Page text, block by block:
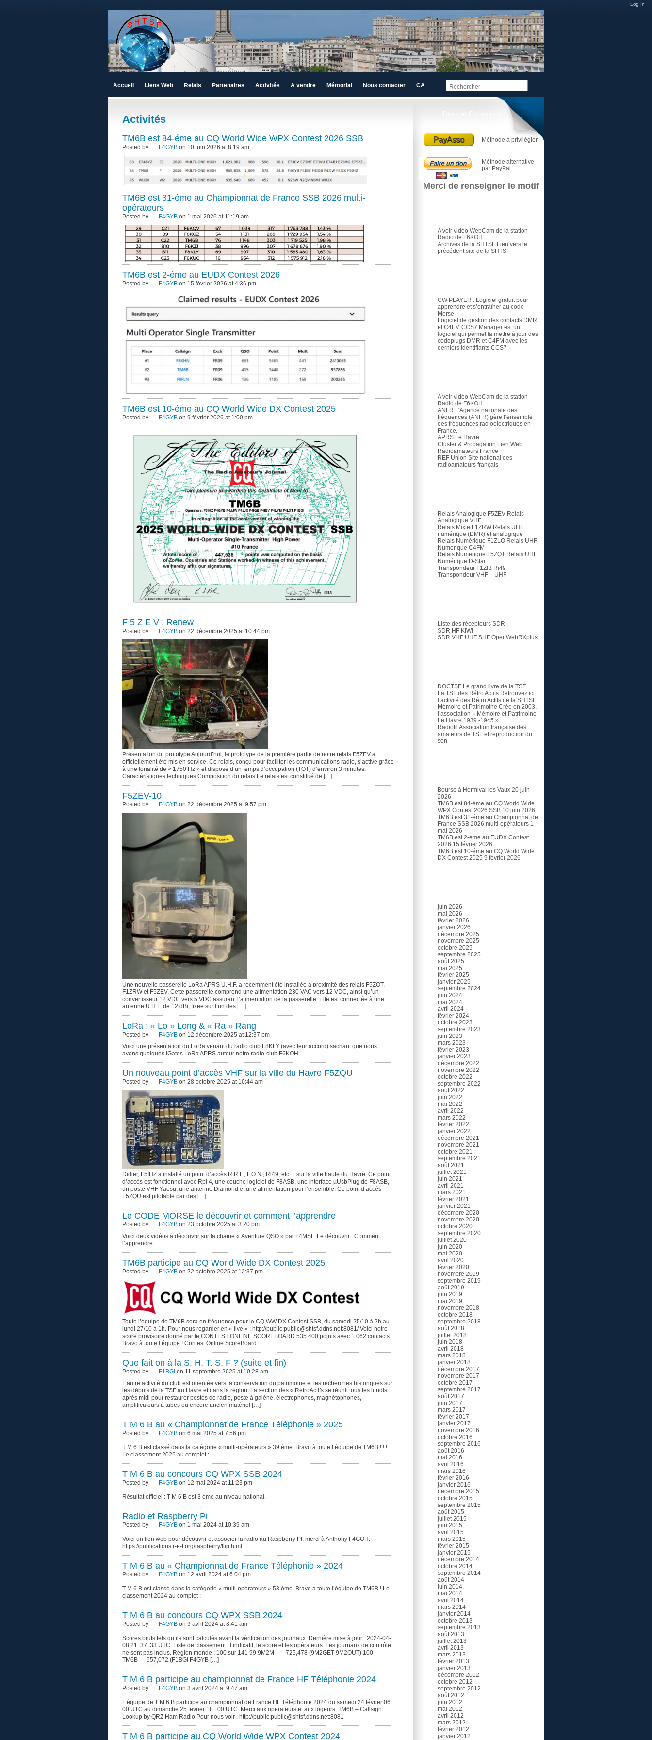
Activités
TM6B est 84-éme au CQ World Wide WPX Contest 2026 SSB
Posted by F4GYB on 10 juin 2026 at 8:19 am
TM6B est 31-éme au Championnat de France SSB 2026 multi-
opérateurs
Posted by F4GYB on 1 mai 2026 at 11:19 am
TM6B est 2-éme au EUDX Contest 2026
Posted by F4GYB on 15 février 2026 at 4:36 pm
TM6B est 10-éme au CQ World Wide DX Contest 2025
Posted by F4GYB on 9 février 2026 at 1:00 pm
F 5 Z E V : Renew
Posted by F4GYB on 22 décembre 2025 at 10:44 pm
Présentation du prototype Aujourd’hui, le prototype de la première partie de notre relais F5ZEV a
officiellement été mis en service. Ce relais, conçu pour faciliter les communications radio, s’active grâce
à une tonalité de « 1750 Hz » et dispose d’un temps d’occupation (TOT) d’environ 3 minutes.
Caractéristiques techniques Composition du relais Le relais est constitué de […]
F5ZEV-10
Posted by F4GYB on 22 décembre 2025 at 9:57 pm
Une nouvelle passerelle LoRa APRS U.H.F. a récemment été installée à proximité des relais F5ZQT,
F1ZRW et F5ZEV. Cette passerelle comprend une alimentation 230 VAC vers 12 VDC, ainsi qu’un
convertisseur 12 VDC vers 5 VDC assurant l’alimentation de la passerelle. Elle est connectée à une
antenne U.H.F. de 12 dBi, fixée sur l’un des […]
LoRa : « Lo » Long & « Ra » Rang
Posted by F4GYB on 12 décembre 2025 at 12:37 pm
Voici une présentation du LoRa venant du radio club F8KLY (avec leur accord) sachant que nous
avons quelques IGates LoRa APRS autour notre radio-club F6KOH.
Un nouveau point d’accès VHF sur la ville du Havre F5ZQU
Posted by F4GYB on 28 octobre 2025 at 10:44 am
Didier, F5IHZ a installé un point d’accès R.R.F., F.O.N., Ri49, etc… sur la ville haute du Havre. Ce point
d’accès est fonctionnel avec Rpi 4, une couche logiciel de F8ASB, une interface µUsbPlug de F8ASB,
un poste VHF Yaesu, une antenne Diamond et une alimentation pour l’ensemble. Ce point d’accès
F5ZQU est pilotable par des […]
Le CODE MORSE le découvrir et comment l’apprendre
Posted by F4GYB on 23 octobre 2025 at 3:20 pm
Voici deux vidéos à découvrir sur la chaine « Aventure QSO » par F4MSF. Le découvrir : Comment
l’apprendre :
TM6B participe au CQ World Wide DX Contest 2025
Posted by F4GYB on 22 octobre 2025 at 12:37 pm
Toute l’équipe de TM6B sera en fréquence pour le CQ WW DX Contest SSB, du samedi 25/10 à 2h au
lundi 27/10 à 1h. Pour nous regarder en « live » : http://public:public@shtsf.ddns.net:8081/ Voici notre
score provisoire donné par le CONTEST ONLINE SCOREBOARD 535.400 points avec 1.062 contacts.
Bravo à toute l’équipe ! Contest Online ScoreBoard
Que fait on à la S. H. T. S. F ? (suite et fin)
Posted by F1BGI on 11 septembre 2025 at 10:28 am
L’autre activité du club est orientée vers la conservation du patrimoine et les recherches historiques sur
les débuts de la TSF au Havre et dans la région. La section des « RétroActifs se réunit tous les lundis
après midi pour restaurer postes de radio, poste à galène, électrophones, magnétophones,
amplificateurs à tubes ou encore ancien matériel […]
T M 6 B au « Championnat de France Téléphonie » 2025
Posted by F4GYB on 6 mai 2025 at 7:56 pm
T M 6 B est classé dans la catégorie « multi-opérateurs » 39 éme. Bravo à toute l’équipe de TM6B ! ! !
Le classement 2025 au complet :
T M 6 B au concours CQ WPX SSB 2024
Posted by F4GYB on 12 mai 2024 at 11:23 pm
Résultat officiel : T M 6 B est 3 éme au niveau national.
Radio et Raspberry Pi
Posted by F4GYB on 1 mai 2024 at 10:39 am
Voici un lien web pour découvrir et associer la radio au Raspberry PI, merci à Anthony F4GOH.
https://publications.r-e-f.org/raspberry/flip.html
T M 6 B au « Championnat de France Téléphonie » 2024
Posted by F4GYB on 12 avril 2024 at 6:04 pm
T M 6 B est classé dans la catégorie « multi-opérateurs » 53 éme. Bravo à toute l’équipe de TM6B ! Le
classement 2024 au complet :
T M 6 B au concours CQ WPX SSB 2024
Posted by F4GYB on 9 avril 2024 at 8:41 am
Scores bruts tels qu’ils sont calculés avant la vérification des journaux. Dernière mise à jour : 2024-04-
08 21 :37 :33 UTC. Liste de classement : l’indicatif, le score et les opérateurs. Les journaux de contrôle
ne sont pas inclus. Région monde : 100 sur 141 99 9M2M 725,478 (9M2GET 9M2OUT) 100
TM6B 657,072 (F1BGI F4GYB […]
T M 6 B participe au championnat de France HF Téléphonie 2024
Posted by F4GYB on 3 avril 2024 at 9:47 am
L’équipe de T M 6 B participe au championnat de France HF Téléphonie 2024 du samedi 24 février 06 :
00 UTC au dimanche 25 février 18 : 00 UTC. Merci aux opérateurs et aux logeurs. TM6B – Callsign
Lookup by QRZ Ham Radio Pour nous voir : http://public:public@shtsf.ddns.net:8081
T M 6 B participe au CQ World Wide WPX Contest 2024
PayAsso Méthode à privilégier
Méthode alternative
par PayPal
Merci de renseigner le motif
A voir vidéo WebCam de la station
Radio de F6KOH
Archives de la SHTSF Lien vers le
précédent site de la SHTSF
CW PLAYER : Logiciel gratuit pour
apprendre et s’entraîner au code
Morse
Logiciel de gestion des contacts DMR
et C4FM CCS7 Manager est un
logiciel qui permet la mettre à jour des
codeplugs DMR et C4FM avec les
derniers identifiants CCS7
A voir vidéo WebCam de la station
Radio de F6KOH
ANFR L’Agence nationale des
fréquences (ANFR) gère l’ensemble
des fréquences radioélectriques en
France.
APRS Le Havre
Cluster & Propagation Lien Web
Radioamateurs France
REF Union Site national des
radioamateurs français
Relais Analogique F5ZEV Relais
Analogique VHF
Relais Mixte F1ZRWRelais UHF
numérique (DMR) et analogique
Relais Numérique F1ZLO Relais UHF
Numérique C4FM
Relais Numérique F5ZQT Relais UHF
Numérique D-Star
Transpondeur F1ZIB Ri49
Transpondeur VHF – UHF
Liste des récepteurs SDR
SDR HF KIWI
SDR VHF UHF SHF OpenWebRXplus
DOCTSF Le grand livre de la TSF
La TSF des Rétro Actifs Retrouvez ici
l’activité des Rétro Actifs de la SHTSF
Mémoire et Patrimoine Crée en 2003,
l’association « Mémoire et Patrimoine
Le Havre 1939 -1945 » …
Radiofil Association française des
amateurs de TSF et reproduction du
son
Bourse à Hermival les Vaux 20 juin
2026
TM6B est 84-éme au CQ World Wide
WPX Contest 2026 SSB 10 juin 2026
TM6B est 31-éme au Championnat de
France SSB 2026 multi-opérateurs 1
mai 2026
TM6B est 2-éme au EUDX Contest
2026 15 février 2026
TM6B est 10-éme au CQ World Wide
DX Contest 2025 9 février 2026
juin 2026
mai 2026
février 2026
janvier 2026
décembre 2025
novembre 2025
octobre 2025
septembre 2025
août 2025
mai 2025
février 2025
janvier 2025
septembre 2024
juin 2024
mai 2024
avril 2024
février 2024
octobre 2023
septembre 2023
juin 2023
mars 2023
février 2023
janvier 2023
décembre 2022
novembre 2022
octobre 2022
septembre 2022
août 2022
juin 2022
mai 2022
avril 2022
mars 2022
février 2022
janvier 2022
décembre 2021
novembre 2021
octobre 2021
septembre 2021
août 2021
juillet 2021
juin 2021
avril 2021
mars 2021
février 2021
janvier 2021
décembre 2020
novembre 2020
octobre 2020
septembre 2020
juillet 2020
juin 2020
mai 2020
avril 2020
février 2020
novembre 2019
septembre 2019
août 2019
juin 2019
mai 2019
novembre 2018
octobre 2018
septembre 2018
août 2018
juillet 2018
juin 2018
avril 2018
mars 2018
janvier 2018
décembre 2017
novembre 2017
octobre 2017
septembre 2017
août 2017
juin 2017
mars 2017
février 2017
janvier 2017
novembre 2016
octobre 2016
septembre 2016
août 2016
mai 2016
avril 2016
mars 2016
février 2016
janvier 2016
décembre 2015
octobre 2015
septembre 2015
août 2015
juillet 2015
juin 2015
avril 2015
mars 2015
février 2015
janvier 2015
décembre 2014
octobre 2014
septembre 2014
août 2014
juin 2014
mai 2014
avril 2014
mars 2014
janvier 2014
octobre 2013
septembre 2013
août 2013
juillet 2013
avril 2013
mars 2013
février 2013
janvier 2013
décembre 2012
octobre 2012
septembre 2012
août 2012
juin 2012
mai 2012
avril 2012
mars 2012
février 2012
janvier 2012
Accueil Liens Web Relais Partenaires Activités A vendre Mémorial Nous contacter CA
Log In